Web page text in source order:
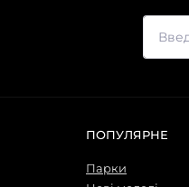
ПОПУЛЯРНЕ
Парки